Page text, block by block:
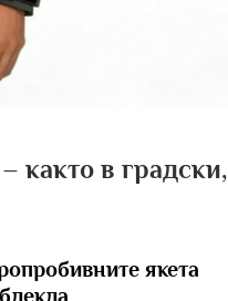
както в градски,
якета